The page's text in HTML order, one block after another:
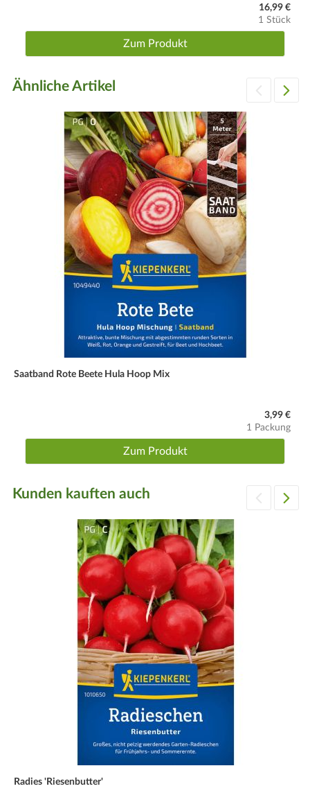
16,99 €
1 Stück
Zum Produkt
Ähnliche Artikel
Saatband Rote Beete Hula Hoop Mix
3,99 €
1 Packung
Zum Produkt
Kunden kauften auch
Radies 'Riesenbutter'